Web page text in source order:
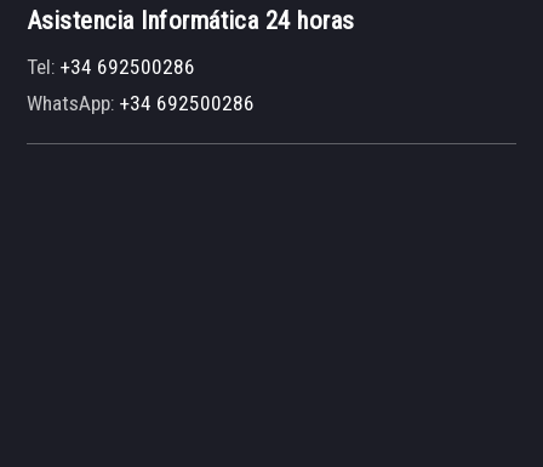
Asistencia Informática 24 horas
Tel:+34 692500286
WhatsApp:+34 692500286